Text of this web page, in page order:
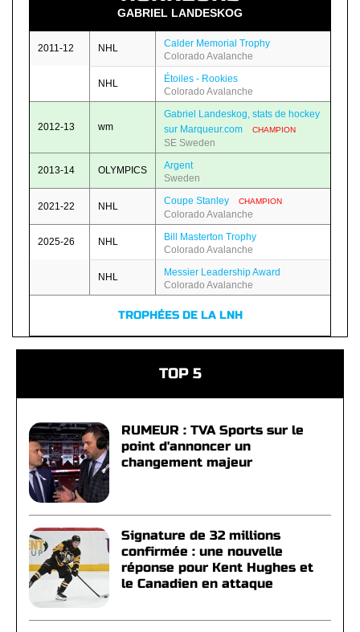
GABRIEL LANDESKOG
2011-12 NHL
Calder Memorial Trophy
Colorado Avalanche
NHL
Étoiles - Rookies
Colorado Avalanche
2012-13 wm
Gabriel Landeskog, stats de hockey
sur Marqueur.com
CHAMPION
SE Sweden
2013-14 OLYMPICS
Argent
Sweden
2021-22 NHL Coupe Stanley CHAMPION
Colorado Avalanche
2025-26 NHL
Bill Masterton Trophy
Colorado Avalanche
NHL
Messier Leadership Award
Colorado Avalanche
TROPHÉES DE LA LNH
TOP 5
RUMEUR : TVA Sports sur le
point d'annoncer un
changement majeur
Signature de 32 millions
confirmée : une nouvelle
réponse pour Kent Hughes et
le Canadien en attaque